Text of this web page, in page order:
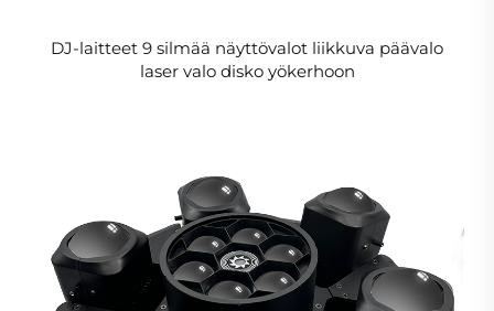
DJ-laitteet 9 silmää näyttövalot liikkuva päävalo
laser valo disko yökerhoon